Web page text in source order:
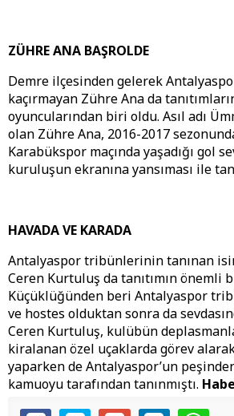
ZÜHRE ANA BAŞROLDE
Demre ilçesinden gelerek
kaçırmayan Zühre Ana da
oyuncularından biri oldu. Asıl adı
olan Zühre Ana, 2016-2017
Karabükspor maçında yaşadığı gol
kuruluşun ekranına yansıması ile
HAVADA VE KARADA
Antalyaspor tribünlerinin tanınan
Ceren Kurtuluş da tanıtımın önemli
Küçüklüğünden beri Antalyaspor
ve hostes olduktan sonra da
Ceren Kurtuluş, kulübün
kiralanan özel uçaklarda görev
yaparken de Antalyaspor’un
kamuoyu tarafından tanınmıştı.